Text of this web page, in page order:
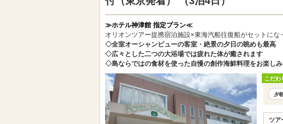
≫ホテル神津館 指定プラン≪
オリオンツアー提携宿泊施設×東海汽船往復船がセットにな
◇全室オーシャンビューの客室・絶景の夕日の眺めも最高
◇広々とした二つの大浴場では疲れた体が癒されます
◇島ならではの食材を使った自慢の創作海鮮料理をお楽し
こだわ
夕
ツア